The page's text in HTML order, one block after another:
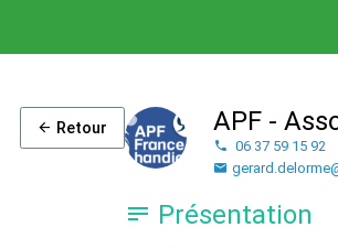
Retour APF -
06 37 59 15 92
Présentation